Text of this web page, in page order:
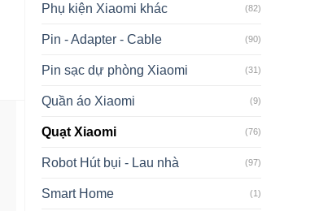
Phụ kiện Xiaomi khác (82)
Pin - Adapter - Cable (90)
Pin sạc dự phòng Xiaomi (31)
Quần áo Xiaomi (9)
Quạt Xiaomi (76)
Robot Hút bụi - Lau nhà (97)
Smart Home (1)